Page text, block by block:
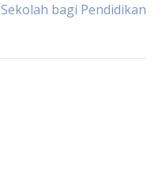
Sekolah bagi Pendidikan